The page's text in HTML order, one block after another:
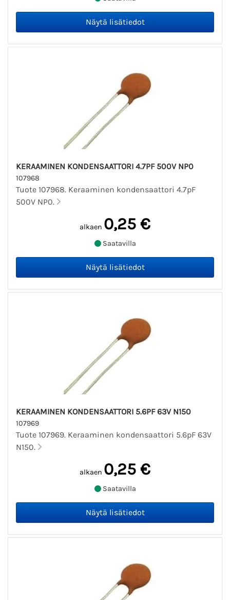
KERAAMINEN KONDENSAATTORI 4.7PF 500V NP0
107968
Tuote 107968. Keraaminen kondensaattori 4.7pF
500V NP0.
alkaen 0,25 €
Saatavilla
KERAAMINEN KONDENSAATTORI 5.6PF 63V N150
107969
Tuote 107969. Keraaminen kondensaattori 5.6pF 63V
N150.
alkaen 0,25 €
Saatavilla